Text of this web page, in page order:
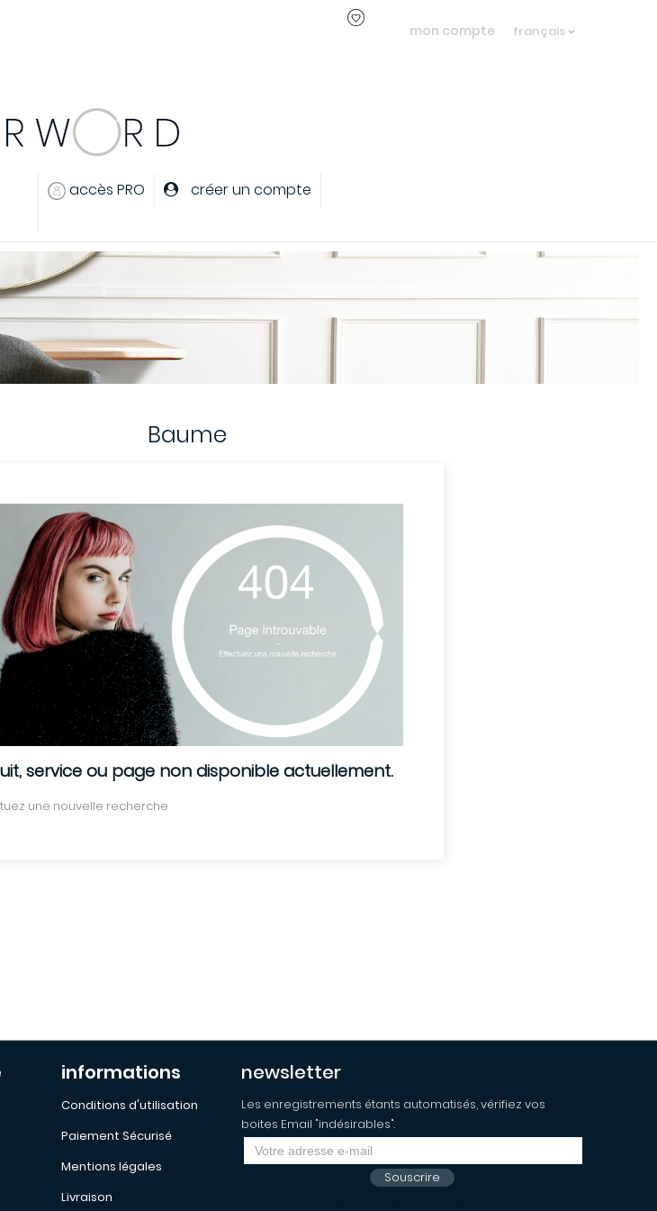
français
mon compte
accès PRO créer un compte
Baume
service ou page non disponible actuellement.
une nouvelle recherche
informations
Conditions d'utilisation
Paiement Sécurisé
Mentions légales
Livraison
newsletter
Les enregistrements étants automatisés, vérifiez vos
boites Email "indésirables".
Souscrire